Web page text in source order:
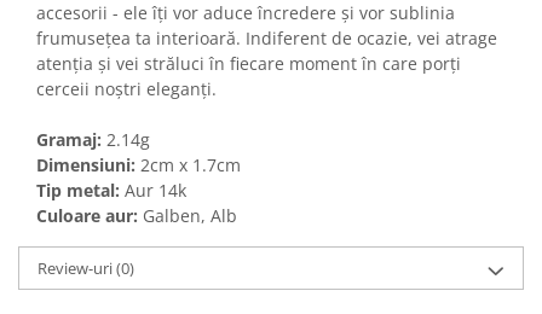
accesorii - ele îți vor aduce încredere și vor sublinia
frumusețea ta interioară. Indiferent de ocazie, vei atrage
atenția și vei străluci în fiecare moment în care porți
cerceii noștri eleganți.
Gramaj: 2.14g
Dimensiuni: 2cm x 1.7cm
Tip metal: Aur 14k
Culoare aur: Galben, Alb
Review-uri(0)